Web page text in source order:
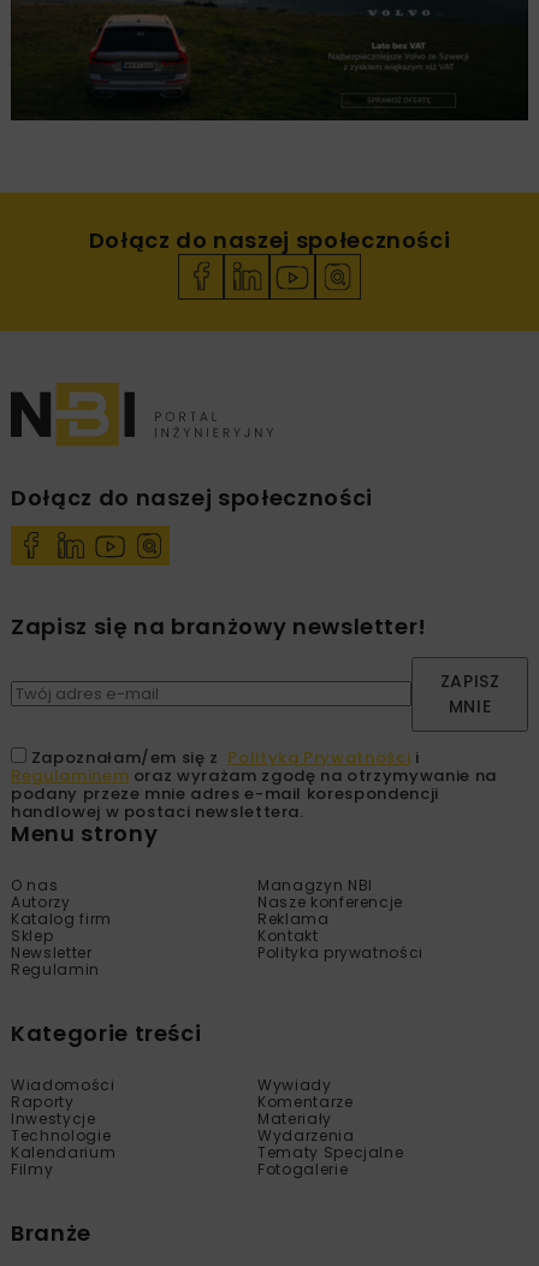
Dołącz do naszej społeczności
Dołącz do naszej społeczności
Zapisz się na branżowy newsletter!
ZAPISZ
MNIE
Zapoznałam/em się z Polityką Prywatności i
Regulaminem oraz wyrażam zgodę na otrzymywanie na
podany przeze mnie adres e-mail korespondencji
handlowej w postaci newslettera.
Menu strony
O nas
Managzyn NBI
Autorzy
Nasze konferencje
Katalog firm
Reklama
Sklep
Kontakt
Newsletter
Polityka prywatności
Regulamin
Kategorie treści
Wiadomości
Wywiady
Raporty
Komentarze
Inwestycje
Materiały
Technologie
Wydarzenia
Kalendarium
Tematy Specjalne
Filmy
Fotogalerie
Branże